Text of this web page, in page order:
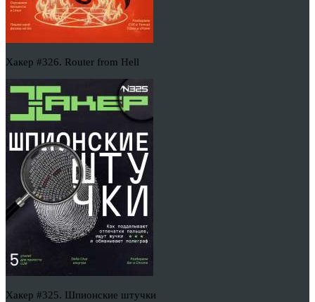
Хакер #326. Router from Hell
Хакер #325. Шпионские штучки